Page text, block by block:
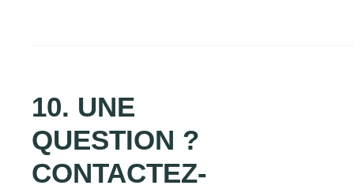
10. UNE
QUESTION ?
CONTACTEZ-